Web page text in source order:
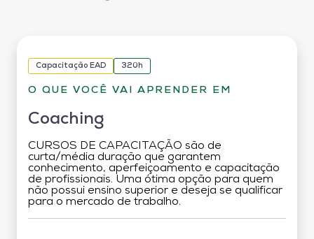
Capacitação EAD 320h
O QUE VOCÊ VAI APRENDER EM
Coaching
CURSOS DE CAPACITAÇÃO são de
curta/média duração que garantem
conhecimento, aperfeiçoamento e capacitação
de profissionais. Uma ótima opção para quem
não possui ensino superior e deseja se qualificar
para o mercado de trabalho.